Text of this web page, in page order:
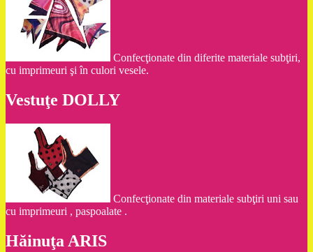
Confecţionate din diferite materiale subţiri,
cu imprimeuri şi în culori vesele.
Vestuţe DOLLY
Confecţionate din materiale subţiri uni sau
cu imprimeuri , paspoalate .
Hăinuţa ARIS